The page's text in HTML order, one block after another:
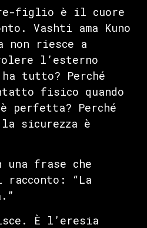
figlio è il cuore
Vashti ama Kuno
non riesce a
l’esterno
tutto? Perché
fisico quando
perfetta? Perché
sicurezza è
una frase che
“La
È l’eresia